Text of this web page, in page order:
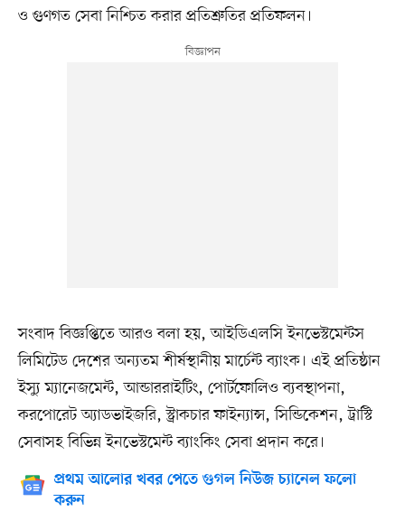
ও গুণগত সেবা নিশ্চিত করার প্রতিশ্রুতির প্রতিফলন।
সংবাদ বিজ্ঞপ্তিতে আরও বলা হয়, আইডিএলসি ইনভেস্টমেন্টস
লিমিটেড দেশের অন্যতম শীর্ষস্থানীয় মার্চেন্ট ব্যাংক। এই প্রতিষ্ঠান
ইস্যু ম্যানেজমেন্ট, আন্ডাররাইটিং, পোর্টফোলিও ব্যবস্থাপনা,
করপোরেট অ্যাডভাইজরি, স্ট্রাকচার ফাইন্যান্স, সিন্ডিকেশন, ট্রাস্টি
সেবাসহ বিভিন্ন ইনভেস্টমেন্ট ব্যাংকিং সেবা প্রদান করে।
প্রথম আলোর খবর পেতে গুগল নিউজ চ্যানেল ফলো
করুন